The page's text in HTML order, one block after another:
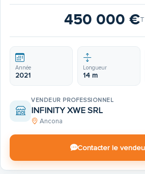
450 000 €
Année
2021
Longueur
14 m
VENDEUR PROFESSIONNEL
INFINITY XWE SRL
Ancona
Contacter le